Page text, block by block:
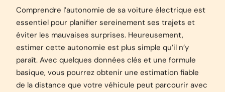
Comprendre l’autonomie de sa voiture électrique est
essentiel pour planifier sereinement ses trajets et
éviter les mauvaises surprises. Heureusement,
estimer cette autonomie est plus simple qu’il n’y
paraît. Avec quelques données clés et une formule
basique, vous pourrez obtenir une estimation fiable
de la distance que votre véhicule peut parcourir avec